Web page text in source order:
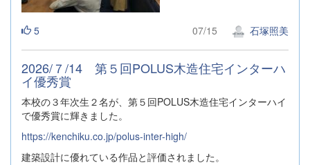
5 07/15 石塚照美
2026/７/14 第５回POLUS木造住宅インターハ
イ優秀賞
本校の３年次生２名が、第５回POLUS木造住宅インターハイ
で優秀賞に輝きました。
https://kenchiku.co.jp/polus-inter-high/
建築設計に優れている作品と評価されました。